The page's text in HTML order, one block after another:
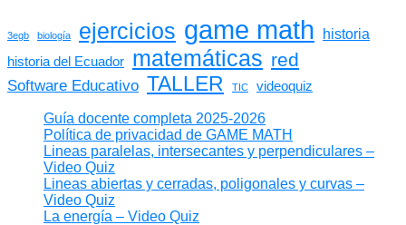
3egb biología ejercicios game math historia
historia del Ecuador matemáticas red
Software Educativo TALLER TIC videoquiz
Guía docente completa 2025-2026
Política de privacidad de GAME MATH
Lineas paralelas, intersecantes y perpendiculares –
Video Quiz
Lineas abiertas y cerradas, poligonales y curvas –
Video Quiz
La energía – Video Quiz